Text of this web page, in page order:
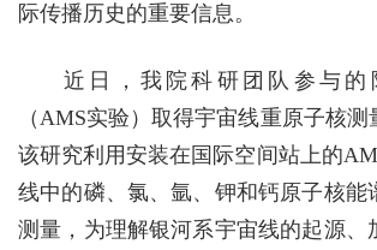
际传播历史的重要信息。
近日，我院科研团队参与的
（AMS实验 ）取得宇宙线重原子核测
该研究利用安装在国际空间站上的
线中的磷、氯、氩、钾和钙原子核能
测量，为理解银河系宇宙线的起源、